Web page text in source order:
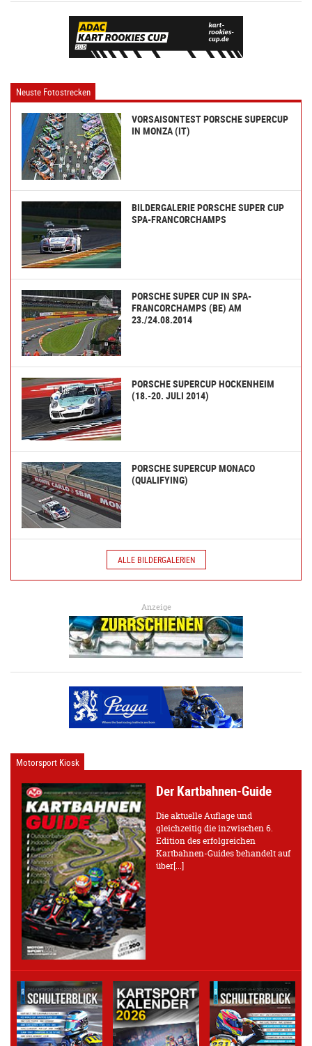
Neuste Fotostrecken
VORSAISONTEST PORSCHE SUPERCUP
IN MONZA (IT)
BILDERGALERIE PORSCHE SUPER CUP
SPA-FRANCORCHAMPS
PORSCHE SUPER CUP IN SPA-
FRANCORCHAMPS (BE) AM
23./24.08.2014
PORSCHE SUPERCUP HOCKENHEIM
(18.-20. JULI 2014)
PORSCHE SUPERCUP MONACO
(QUALIFYING)
ALLE BILDERGALERIEN
Anzeige
Motorsport Kiosk
Der Kartbahnen-Guide
Die aktuelle Auflage und
gleichzeitig die inzwischen 6.
Edition des erfolgreichen
Kartbahnen-Guides behandelt auf
über[...]